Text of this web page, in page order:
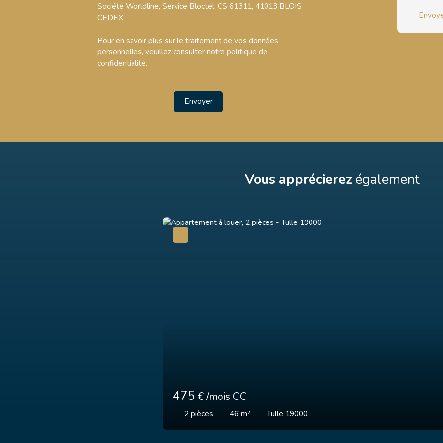
Société Worldline, Service Bloctel, CS 61311, 41013 BLOIS
CEDEX.
Pour en savoir plus sur le traitement de vos données
personnelles, veuillez consulter notre politique de
confidentialité.
Envoyer
Vous apprécierez également
351€ /mois CC
1pièce 31.58 TULLE 19000